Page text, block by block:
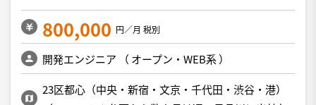
800,000 円／月 税別
開発エンジニア （ オープン・WEB系）
23区都心（中央・新宿・文京・千代田・渋谷・港）